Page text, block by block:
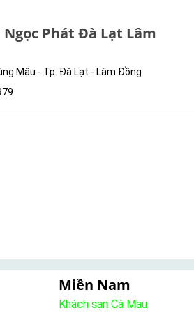
Ngọc Phát Đà Lạt Lâm
Mậu - Tp. Đà Lạt - Lâm Đồng
Miền Nam
Khách sạn Cà Mau